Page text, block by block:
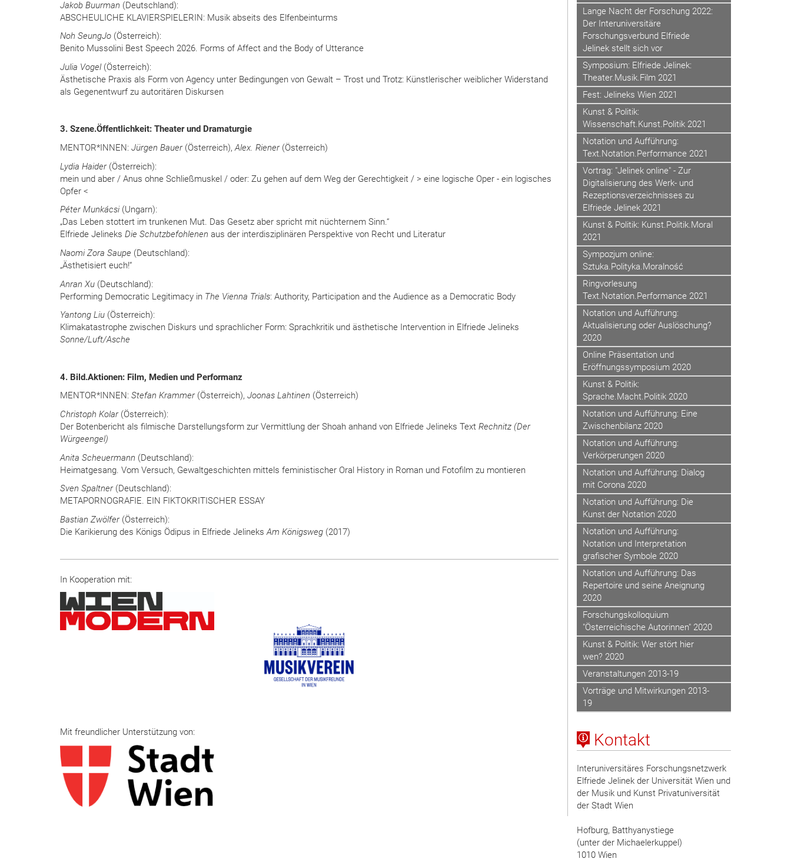
Jakob Buurman (Deutschland):
ABSCHEULICHE KLAVIERSPIELERIN: Musik abseits des Elfenbeinturms
Noh SeungJo (Österreich):
Benito Mussolini Best Speech 2026. Forms of Affect and the Body of Utterance
Julia Vogel(Österreich):
Ästhetische Praxis als Form von Agency unter Bedingungen von Gewalt – Trost und Trotz: Künstlerischer weiblicher Widerstand
als Gegenentwurf zu autoritären Diskursen
3. Szene.Öffentlichkeit: Theater und Dramaturgie
MENTOR*INNEN: Jürgen Bauer(Österreich),Alex. Riener(Österreich)
Lydia Haider(Österreich):
mein und aber / Anus ohne Schließmuskel / oder: Zu gehen auf dem Weg der Gerechtigkeit / > eine logische Oper - ein logisches
Opfer <
Péter Munkácsi(Ungarn):
„Das Leben stottert im trunkenen Mut. Das Gesetz aber spricht mit nüchternem Sinn.“
Elfriede Jelineks Die Schutzbefohlenen aus der interdisziplinären Perspektive von Recht und Literatur
Naomi Zora Saupe (Deutschland):
„Ästhetisiert euch!“
Anran Xu (Deutschland):
Performing Democratic Legitimacy in The Vienna Trials: Authority, Participation and the Audience as a Democratic Body
Yantong Liu (Österreich):
Klimakatastrophe zwischen Diskurs und sprachlicher Form: Sprachkritik und ästhetische Intervention in Elfriede Jelineks
Sonne/Luft/Asche
4. Bild.Aktionen: Film, Medien und Performanz
MENTOR*INNEN: Stefan Krammer(Österreich), Joonas Lahtinen (Österreich)
Christoph Kolar(Österreich):
Der Botenbericht als filmische Darstellungsform zur Vermittlung der Shoah anhand von Elfriede Jelineks Text Rechnitz (Der
Würgeengel)
Anita Scheuermann (Deutschland):
Heimatgesang. Vom Versuch, Gewaltgeschichten mittels feministischer Oral History in Roman und Fotofilm zu montieren
Sven Spaltner(Deutschland):
METAPORNOGRAFIE. EIN FIKTOKRITISCHER ESSAY
Bastian Zwölfer(Österreich):
Die Karikierung des Königs Ödipus in Elfriede JelineksAm Königsweg (2017)
In Kooperation mit:
Mit freundlicher Unterstützung von:
Lange Nacht der Forschung 2022:
Der Interuniversitäre
Forschungsverbund Elfriede
Jelinek stellt sich vor
Symposium: Elfriede Jelinek:
Theater.Musik.Film 2021
Fest: Jelineks Wien 2021
Kunst & Politik:
Wissenschaft.Kunst.Politik 2021
Notation und Aufführung:
Text.Notation.Performance 2021
Vortrag: "Jelinek online" - Zur
Digitalisierung des Werk- und
Rezeptionsverzeichnisses zu
Elfriede Jelinek 2021
Kunst & Politik: Kunst.Politik.Moral
2021
Sympozjum online:
Sztuka.Polityka.Moralność
Ringvorlesung
Text.Notation.Performance 2021
Notation und Aufführung:
Aktualisierung oder Auslöschung?
2020
Online Präsentation und
Eröffnungssymposium 2020
Kunst & Politik:
Sprache.Macht.Politik 2020
Notation und Aufführung: Eine
Zwischenbilanz 2020
Notation und Aufführung:
Verkörperungen 2020
Notation und Aufführung: Dialog
mit Corona 2020
Notation und Aufführung: Die
Kunst der Notation 2020
Notation und Aufführung:
Notation und Interpretation
grafischer Symbole 2020
Notation und Aufführung: Das
Repertoire und seine Aneignung
2020
Forschungskolloquium
"Österreichische Autorinnen" 2020
Kunst & Politik: Wer stört hier
wen? 2020
Veranstaltungen 2013-19
Vorträge und Mitwirkungen 2013-
19
Kontakt
Interuniversitäres Forschungsnetzwerk
Elfriede Jelinek der Universität Wien und
der Musik und Kunst Privatuniversität
der Stadt Wien
Hofburg, Batthyanystiege
(unter der Michaelerkuppel)
1010 Wien